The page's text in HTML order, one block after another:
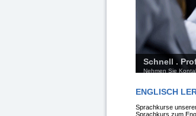
Schnell .
Nehmen Sie
ENGLISCH
Sprachkurse
Sprachkurs zum